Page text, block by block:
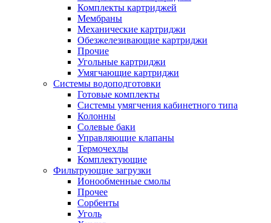
Комплекты картриджей
Мембраны
Механические картриджи
Обезжелезивающие картриджи
Прочие
Угольные картриджи
Умягчающие картриджи
Системы водоподготовки
Готовые комплекты
Системы умягчения кабинетного типа
Колонны
Солевые баки
Управляющие клапаны
Термочехлы
Комплектующие
Фильтрующие загрузки
Ионообменные смолы
Прочее
Сорбенты
Уголь